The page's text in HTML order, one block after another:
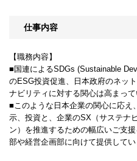
仕事内容
【職務内容】
■国連によるSDGs (Sustainable
のESG投資促進、日本政府のネッ
ナビリティに対する関心は高まって
■このような日本企業の関心に応え
示、投資と、企業のSX（サステナ
ン）を推進するための幅広いご支
部や経営企画部に向けて提供してい